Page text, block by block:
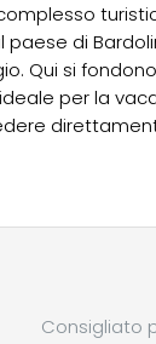
paese di
Qui si
per la
Per i
Consigliato